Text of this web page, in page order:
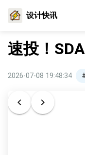
设计快讯
速投！
2026-07-08 19:48:34